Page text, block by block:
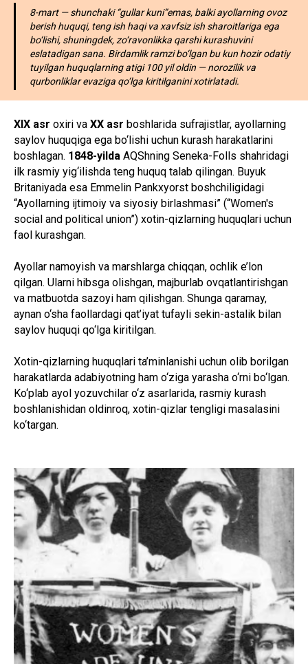
8-mart — shunchaki “gullar kuni”emas, balki ayollarning ovoz
berish huquqi, teng ish haqi va xavfsiz ish sharoitlariga ega
bo‘lishi, shuningdek, zo‘ravonlikka qarshi kurashuvini
eslatadigan sana. Birdamlik ramzi bo‘lgan bu kun hozir odatiy
tuyilgan huquqlarning atigi 100 yil oldin — norozilik va
qurbonliklar evaziga qo‘lga kiritilganini xotirlatadi.
XIX asr oxiri va XX asr boshlarida sufrajistlar, ayollarning
saylov huquqiga ega bo‘lishi uchun kurash harakatlarini
boshlagan. 1848-yilda AQShning Seneka-Folls shahridagi
ilk rasmiy yig‘ilishda teng huquq talab qilingan. Buyuk
Britaniyada esa Emmelin Pankxyorst boshchiligidagi
“Ayollarning ijtimoiy va siyosiy birlashmasi” (“Women's
social and political union”) xotin-qizlarning huquqlari uchun
faol kurashgan.
Ayollar namoyish va marshlarga chiqqan, ochlik e’lon
qilgan. Ularni hibsga olishgan, majburlab ovqatlantirishgan
va matbuotda sazoyi ham qilishgan. Shunga qaramay,
aynan o‘sha faollardagi qat’iyat tufayli sekin-astalik bilan
saylov huquqi qo‘lga kiritilgan.
Xotin-qizlarning huquqlari ta’minlanishi uchun olib borilgan
harakatlarda adabiyotning ham o‘ziga yarasha o‘rni bo‘lgan.
Ko‘plab ayol yozuvchilar o‘z asarlarida, rasmiy kurash
boshlanishidan oldinroq, xotin-qizlar tengligi masalasini
ko‘targan.